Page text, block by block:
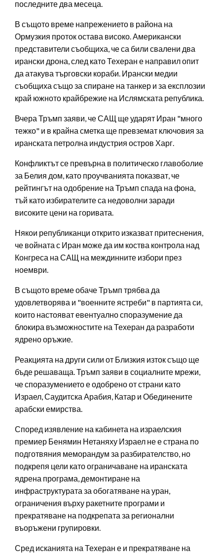
последните два месеца.
В същото време напрежението в района на
Ормузкия проток остава високо. Американски
представители съобщиха, че са били свалени два
ирански дрона, след като Техеран е направил опит
да атакува търговски кораби. Ирански медии
съобщиха също за спиране на танкер и за експлозии
край южното крайбрежие на Ислямската република.
Вчера Тръмп заяви, че САЩ ще ударят Иран "много
тежко" и в крайна сметка ще превземат ключовия за
иранската петролна индустрия остров Харг.
Конфликтът се превърна в политическо главоболие
за Белия дом, като проучванията показват, че
рейтингът на одобрение на Тръмп спада на фона,
тъй като избирателите са недоволни заради
високите цени на горивата.
Някои републиканци открито изказват притеснения,
че войната с Иран може да им коства контрола над
Конгреса на САЩ на междинните избори през
ноември.
В същото време обаче Тръмп трябва да
удовлетворява и "военните ястреби" в партията си,
които настояват евентуално споразумение да
блокира възможностите на Техеран да разработи
ядрено оръжие.
Реакцията на други сили от Близкия изток също ще
бъде решаваща. Тръмп заяви в социалните мрежи,
че споразумението е одобрено от страни като
Израел, Саудитска Арабия, Катар и Обединените
арабски емирства.
Според изявление на кабинета на израелския
премиер Бенямин Нетаняху Израел не е страна по
подготвяния меморандум за разбирателство, но
подкрепя цели като ограничаване на иранската
ядрена програма, демонтиране на
инфраструктурата за обогатяване на уран,
ограничения върху ракетните програми и
прекратяване на подкрепата за регионални
въоръжени групировки.
Сред исканията на Техеран е и прекратяване на